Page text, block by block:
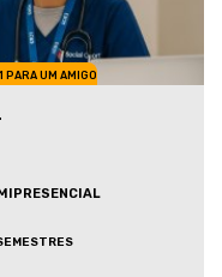
PARA UM AMIGO